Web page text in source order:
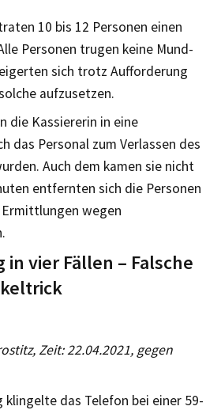
10 bis 12 Personen einen
Personen trugen keine Mund-
sich trotz Aufforderung
aufzusetzen.
die Kassiererin in eine
das Personal zum Verlassen des
Auch dem kamen sie nicht
entfernten sich die Personen
wegen
vier Fällen – Falsche
Zeit: 22.04.2021, gegen
das Telefon bei einer 59-